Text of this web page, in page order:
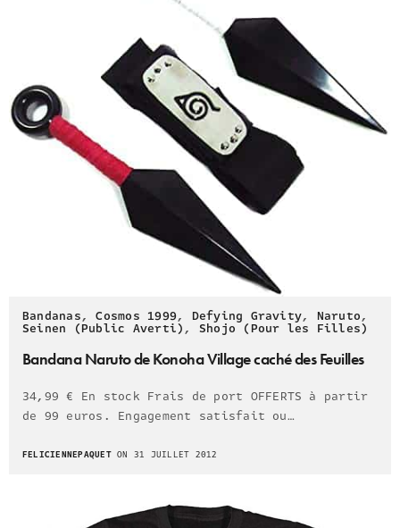
Bandanas,Cosmos 1999, Defying Gravity, Naruto,
Seinen (Public Averti), Shojo (Pour les Filles)
Bandana Naruto de Konoha Village caché des Feuilles
34,99 € En stock Frais de port OFFERTS à partir
de 99 euros. Engagement satisfait ou…
FELICIENNEPAQUETON 31 JUILLET 2012